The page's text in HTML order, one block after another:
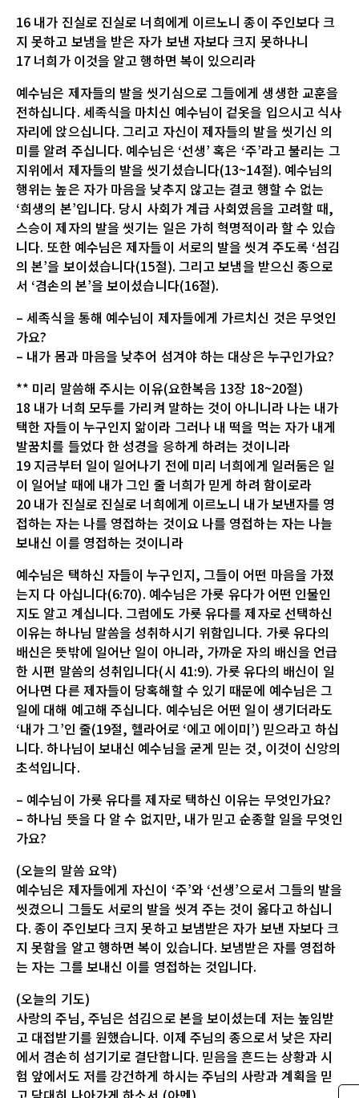
16 내가 진실로 진실로 너희에게 이르노니 종이 주인보다 크
지 못하고 보냄을 받은 자가 보낸 자보다 크지 못하나니
17 너희가 이것을 알고 행하면 복이 있으리라
예수님은 제자들의 발을 씻기심으로 그들에게 생생한 교훈을
전하십니다. 세족식을 마치신 예수님이 겉옷을 입으시고 식사
자리에 앉으십니다. 그리고 자신이 제자들의 발을 씻기신 의
미를 알려 주십니다. 예수님은 ‘선생’ 혹은 ‘주’라고 불리는 그
지위에서 제자들의 발을 씻기셨습니다(13~14절). 예수님의
행위는 높은 자가 마음을 낮추지 않고는 결코 행할 수 없는
‘희생의 본’입니다. 당시 사회가 계급 사회였음을 고려할 때,
스승이 제자의 발을 씻기는 일은 가히 혁명적이라 할 수 있습
니다. 또한 예수님은 제자들이 서로의 발을 씻겨 주도록 ‘섬김
의 본’을 보이셨습니다(15절). 그리고 보냄을 받으신 종으로
서 ‘겸손의 본’을 보이셨습니다(16절).
– 세족식을 통해 예수님이 제자들에게 가르치신 것은 무엇인
가요?
– 내가 몸과 마음을 낮추어 섬겨야 하는 대상은 누구인가요?
** 미리 말씀해 주시는 이유(요한복음 13장 18~20절)
18 내가 너희 모두를 가리켜 말하는 것이 아니니라 나는 내가
택한 자들이 누구인지 앎이라 그러나 내 떡을 먹는 자가 내게
발꿈치를 들었다 한 성경을 응하게 하려는 것이니라
19 지금부터 일이 일어나기 전에 미리 너희에게 일러둠은 일
이 일어날 때에 내가 그인 줄 너희가 믿게 하려 함이로라
20 내가 진실로 진실로 너희에게 이르노니 내가 보낸자를 영
접하는 자는 나를 영접하는 것이요 나를 영접하는 자는 나늘
보내신 이를 영접하는 것이니라
예수님은 택하신 자들이 누구인지, 그들이 어떤 마음을 가졌
는지 다 아십니다(6:70). 예수님은 가룟 유다가 어떤 인물인
지도 알고 계십니다. 그럼에도 가룟 유다를 제자로 선택하신
이유는 하나님 말씀을 성취하시기 위함입니다. 가룟 유다의
배신은 뜻밖에 일어난 일이 아니라, 가까운 자의 배신을 언급
한 시편 말씀의 성취입니다(시 41:9). 가룟 유다의 배신이 일
어나면 다른 제자들이 당혹해할 수 있기 때문에 예수님은 그
일에 대해 예고해 주십니다. 예수님은 어떤 일이 생기더라도
‘내가 그’인 줄(19절, 헬라어로 ‘에고 에이미’) 믿으라고 하십
니다. 하나님이 보내신 예수님을 굳게 믿는 것, 이것이 신앙의
초석입니다.
– 예수님이 가룟 유다를 제자로 택하신 이유는 무엇인가요?
– 하나님 뜻을 다 알 수 없지만, 내가 믿고 순종할 일을 무엇인
가요?
(오늘의 말씀 요약)
예수님은 제자들에게 자신이 ‘주’와 ‘선생’으로서 그들의 발을
씻겼으니 그들도 서로의 발을 씻겨 주는 것이 옳다고 하십니
다. 종이 주인보다 크지 못하고 보냄받은 자가 보낸 자보다 크
지 못함을 알고 행하면 복이 있습니다. 보냄받은 자를 영접하
는 자는 그를 보내신 이를 영접하는 것입니다.
(오늘의 기도)
사랑의 주님, 주님은 섬김으로 본을 보이셨는데 저는 높임받
고 대접받기를 원했습니다. 이제 주님의 종으로서 낮은 자리
에서 겸손히 섬기기로 결단합니다. 믿음을 흔드는 상황과 시
험 앞에서도 저를 강건하게 하시는 주님의 사랑과 계획을 믿